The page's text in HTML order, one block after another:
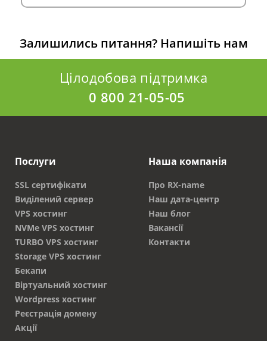
Залишились питання? Напишіть нам
Цілодобова підтримка
0 800 21-05-05
Послуги
SSL сертифікати
Виділений сервер
VPS хостинг
NVMe VPS хостинг
TURBO VPS хостинг
Storage VPS хостинг
Бекапи
Віртуальний хостинг
Wordpress хостинг
Реєстрація домену
Акції
Наша компанія
Про RX-name
Наш дата-центр
Наш блог
Вакансії
Контакти